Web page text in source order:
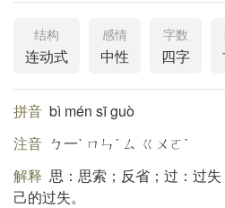
结构
连动式
感情
中性
字数
四字
拼音 bì mén sī guò
注音 ㄅ一ˋ ㄇㄣˊ ㄙ ㄍㄨㄛˋ
解释 思：思索；反省；过：过
己的过失。